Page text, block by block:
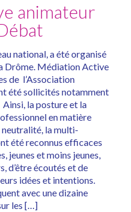
animateur
national, a été organisé
Drôme. Médiation Active
de l’Association
été sollicités notamment
la posture et la
en matière
neutralité, la multi-
été reconnus efficaces
jeunes et moins jeunes,
d’être écoutés et de
idées et intentions.
avec une dizaine
les […]